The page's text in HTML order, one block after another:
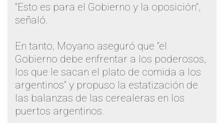
"Esto es para el Gobierno y la oposición",
señaló.
En tanto, Moyano aseguró que "el
Gobierno debe enfrentar a los poderosos,
los que le sacan el plato de comida a los
argentinos" y propuso la estatización de
las balanzas de las cerealeras en los
puertos argentinos.